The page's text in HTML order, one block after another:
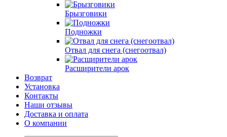
Брызговики
Подножки
Отвал для снега (снегоотвал)
Расширители арок
Возврат
Установка
Контакты
Наши отзывы
Доставка и оплата
О компании